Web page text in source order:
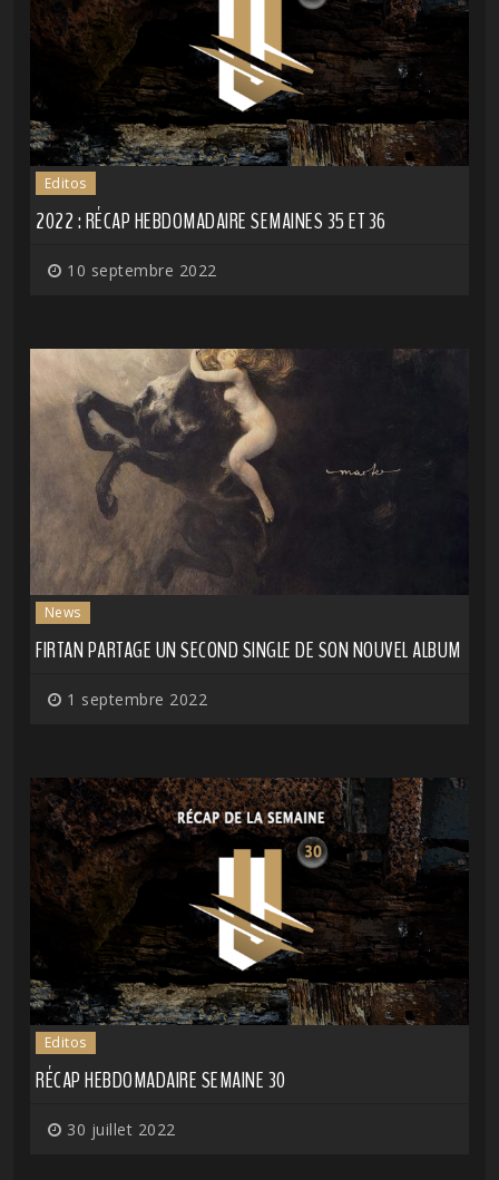
Editos
2022 : RÉCAP HEBDOMADAIRE SEMAINES 35 ET 36
10 septembre 2022
News
FIRTAN PARTAGE UN SECOND SINGLE DE SON NOUVEL ALBUM
1 septembre 2022
Editos
RÉCAP HEBDOMADAIRE SEMAINE 30
30 juillet 2022